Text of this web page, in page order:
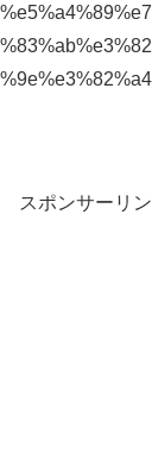
スポンサーリ